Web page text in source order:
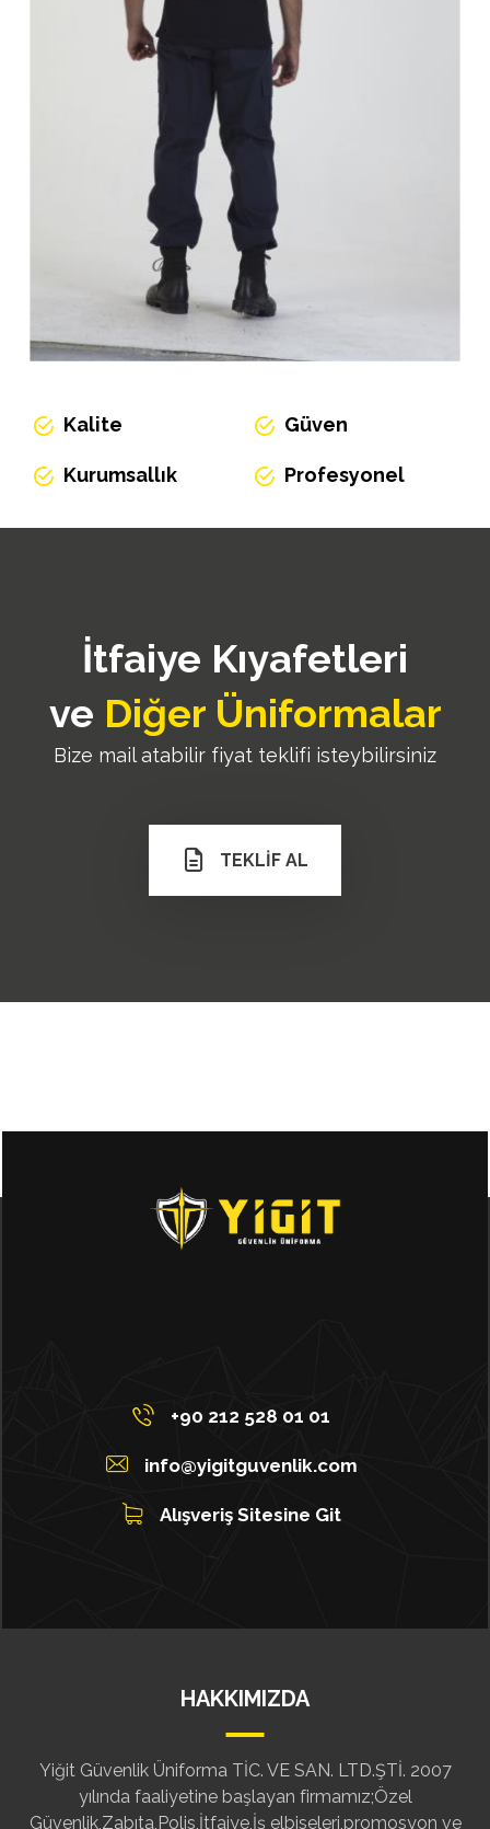
Kalite Güven
Kurumsallık Profesyonel
İtfaiye Kıyafetleri
ve Diğer Üniformalar
Bize mail atabilir fiyat teklifi isteybilirsiniz
TEKLİF AL
+90 212 528 01 01
info@yigitguvenlik.com
Alışveriş Sitesine Git
HAKKIMIZDA
Yiğit Güvenlik Üniforma TİC. VE SAN. LTD.ŞTİ. 2007
yılında faaliyetine başlayan firmamız;Özel
Güvenlik,Zabıta,Polis,İtfaiye,İş elbiseleri,promosyon ve